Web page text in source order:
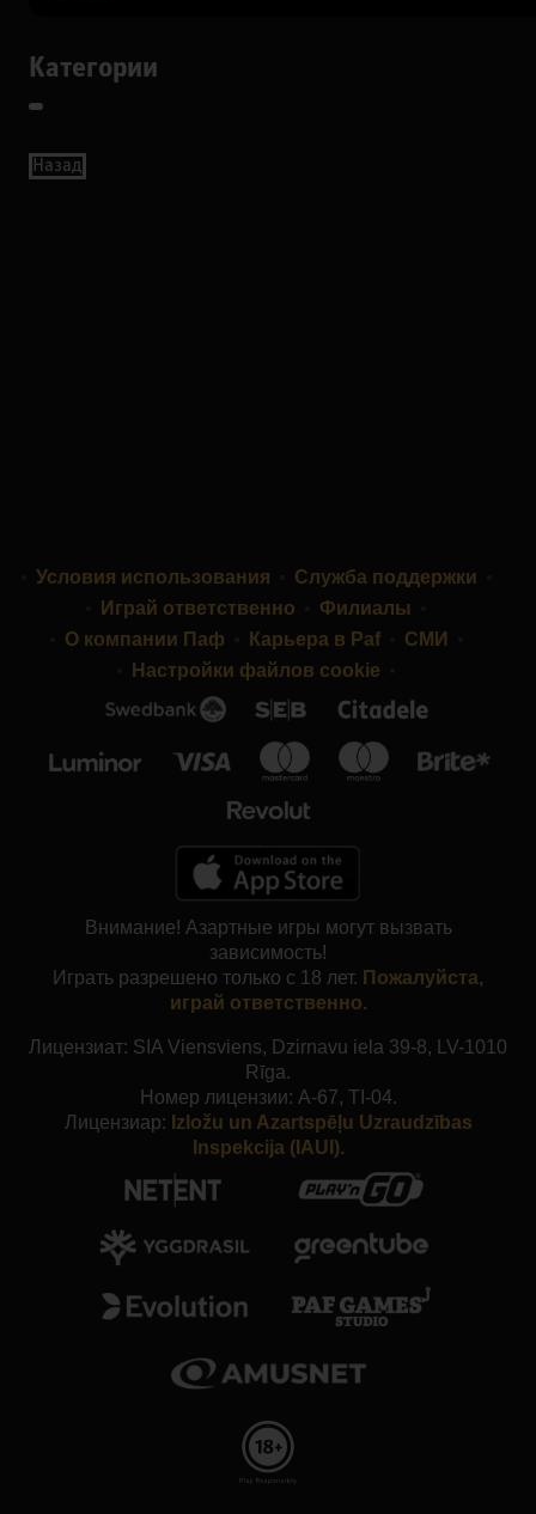
Категории
Назад
Условия использования
Служба поддержки
Играй ответственно
Филиалы
О компании Паф
Карьера в Paf
СМИ
Настройки файлов cookie
Внимание! Азартные игры могут вызвать
зависимость!
Играть разрешено только с 18 лет. Пожалуйста,
играй ответственно.
Лицензиат: SIA Viensviens, Dzirnavu iela 39-8, LV-1010
Rīga.
Номер лицензии: A-67, TI-04.
Лицензиар: Izložu un Azartspēļu Uzraudzības
Inspekcija (IAUI).